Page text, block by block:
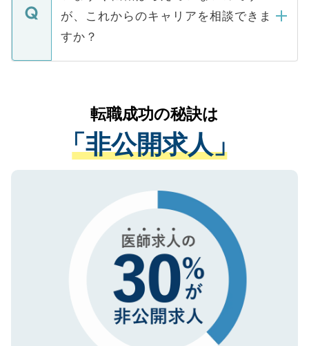
みを人材紹介会社に依頼するケースが増え
ています。
などで収集したご登録者様の個人情報は、
ご本人のキャリアアップおよび転職活動の
支援を目的に使用いたします。お預かりし
ているすべての個人データはご本人の許可
は、個人情報の取り扱いについての厳密な
管理基準を満たした事業者のみに付与され
る、プライバシーマークを取得済みです。
で、機密保持に関してもご安心ください。
が、これからのキャリアを相談できま
すか？
かがいして、現在の医療機関の状況や紹介
経験をまじえながら、適切なアドバイスを
させていただきます。すぐにご転職をされ
ない方には、長期的なサポートが可能です
ので、まずはご登録ください。
転職成功の秘訣は
「非公開求人」